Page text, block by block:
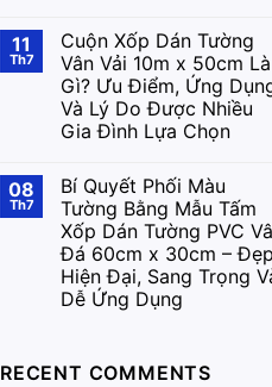
11
Th7
Cuộn Xốp Dán Tường
Vân Vải 10m x 50cm Là
Gì? Ưu Điểm, Ứng
Và Lý Do Được Nhiều
Gia Đình Lựa Chọn
08
Th7
Bí Quyết Phối Màu
Tường Bằng Mẫu Tấm
Xốp Dán Tường PVC
Đá 60cm x 30cm – Đẹp
Hiện Đại, Sang Trọng
Dễ Ứng Dụng
RECENT COMMENTS